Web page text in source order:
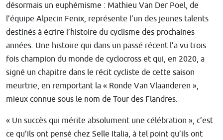
désormais un euphémisme : Mathieu Van Der Poel, de
l’équipe Alpecin Fenix, représente l’un des jeunes talents
destinés à écrire l’histoire du cyclisme des prochaines
années. Une histoire qui dans un passé récent l’a vu trois
fois champion du monde de cyclocross et qui, en 2020, a
signé un chapitre dans le récit cycliste de cette saison
meurtrie, en remportant la « Ronde Van Vlaanderen »,
mieux connue sous le nom de Tour des Flandres.
« Un succès qui mérite absolument une célébration », c’est
ce qu’ils ont pensé chez Selle Italia, à tel point qu’ils ont